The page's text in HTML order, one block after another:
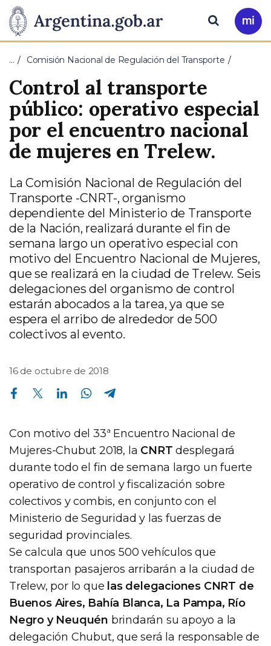
Presidencia
de
la
Nación
Pasar al contenido principal
Ir
a
Buscar
… Comisión Nacional de Regulación del Transporte
Control al transporte
público: operativo especial
por el encuentro nacional
de mujeres en Trelew.
La Comisión Nacional de Regulación del
Transporte -CNRT-, organismo
dependiente del Ministerio de Transporte
de la Nación, realizará durante el fin de
semana largo un operativo especial con
motivo del Encuentro Nacional de Mujeres,
que se realizará en la ciudad de Trelew. Seis
delegaciones del organismo de control
estarán abocados a la tarea, ya que se
espera el arribo de alrededor de 500
colectivos al evento.
16 de octubre de 2018
Compartir en Facebook Compartir en Twitter Compartir en Linkedin Compartir en Whatsapp
Con motivo del 33ª Encuentro Nacional de
Mujeres-Chubut 2018, la CNRT desplegará
durante todo el fin de semana largo un fuerte
operativo de control y fiscalización sobre
colectivos y combis, en conjunto con el
Ministerio de Seguridad y las fuerzas de
seguridad provinciales.
Se calcula que unos 500 vehículos que
transportan pasajeros arribarán a la ciudad de
Trelew, por lo que las delegaciones CNRT de
Buenos Aires, Bahía Blanca, La Pampa, Río
Negro y Neuquén brindarán su apoyo a la
delegación Chubut, que será la responsable de